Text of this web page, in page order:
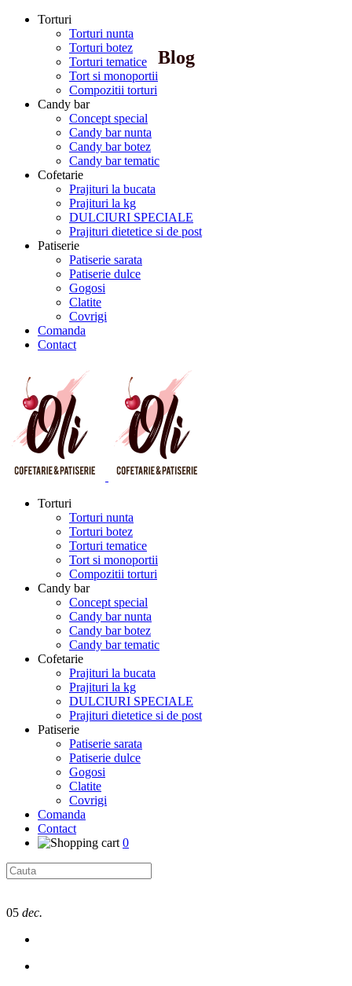
Torturi
Torturi nunta
Torturi botez
Torturi tematice
Tort si monoportii
Compozitii torturi
Candy bar
Concept special
Candy bar nunta
Candy bar botez
Candy bar tematic
Cofetarie
Prajituri la bucata
Prajituri la kg
DULCIURI SPECIALE
Prajituri dietetice si de post
Patiserie
Patiserie sarata
Patiserie dulce
Gogosi
Clatite
Covrigi
Comanda
Contact
Torturi
Torturi nunta
Torturi botez
Torturi tematice
Tort si monoportii
Compozitii torturi
Candy bar
Concept special
Candy bar nunta
Candy bar botez
Candy bar tematic
Cofetarie
Prajituri la bucata
Prajituri la kg
DULCIURI SPECIALE
Prajituri dietetice si de post
Patiserie
Patiserie sarata
Patiserie dulce
Gogosi
Clatite
Covrigi
Comanda
Contact
0
Blog
05 dec.